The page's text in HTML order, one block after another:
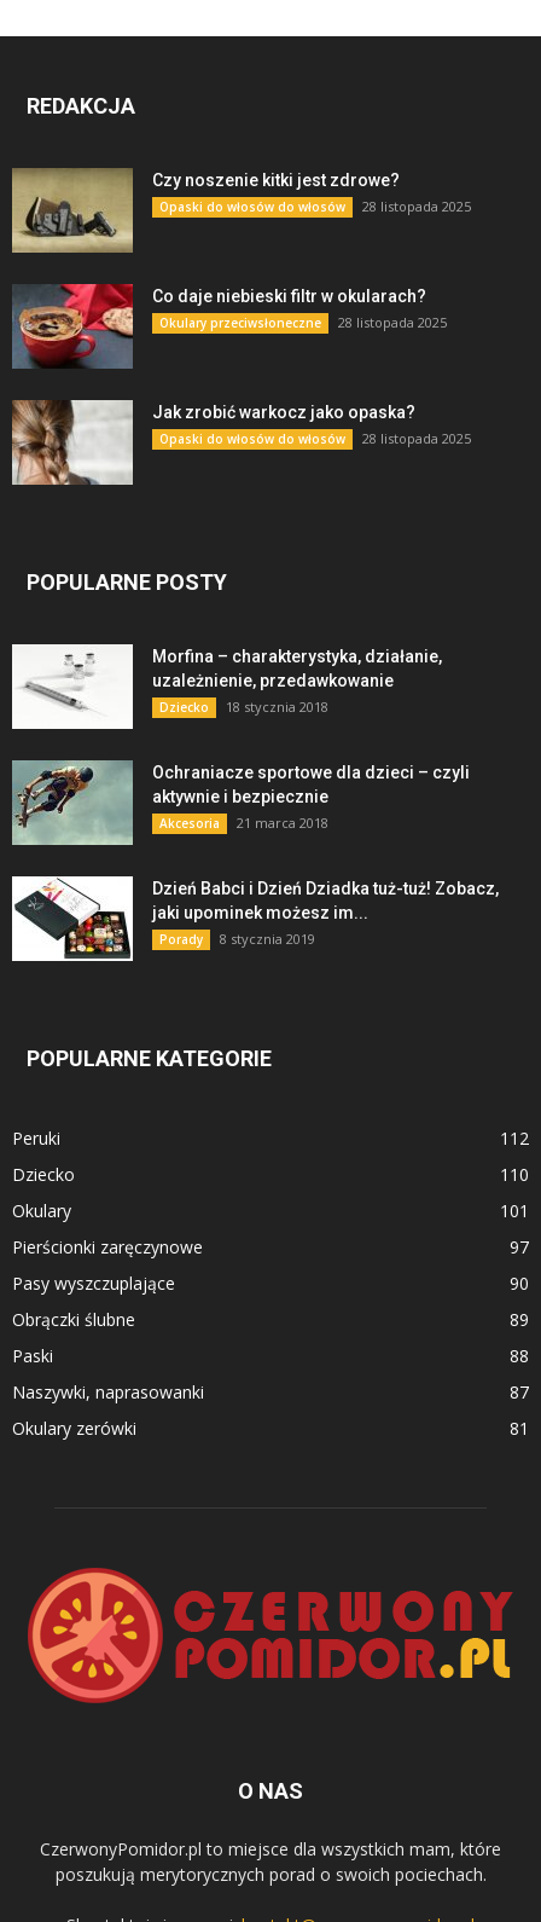
REDAKCJA
Czy noszenie kitki jest zdrowe?
Opaski do włosów do włosów 28 listopada 2025
Co daje niebieski filtr w okularach?
Okulary przeciwsłoneczne 28 listopada 2025
Jak zrobić warkocz jako opaska?
Opaski do włosów do włosów 28 listopada 2025
POPULARNE POSTY
Morfina – charakterystyka, działanie,
uzależnienie, przedawkowanie
Dziecko 18 stycznia 2018
Ochraniacze sportowe dla dzieci – czyli
aktywnie i bezpiecznie
Akcesoria 21 marca 2018
Dzień Babci i Dzień Dziadka tuż-tuż! Zobacz,
jaki upominek możesz im...
Porady 8 stycznia 2019
POPULARNE KATEGORIE
Peruki
112
Dziecko
110
Okulary
101
Pierścionki zaręczynowe
97
Pasy wyszczuplające
90
Obrączki ślubne
89
Paski
88
Naszywki, naprasowanki
87
Okulary zerówki
81
O NAS
CzerwonyPomidor.pl to miejsce dla wszystkich mam, które
poszukują merytorycznych porad o swoich pociechach.